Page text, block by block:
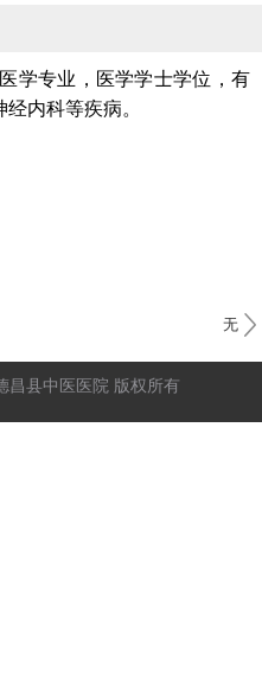
学专业，医学学士学位，有
内科等疾病。
无
县中医医院 版权所有